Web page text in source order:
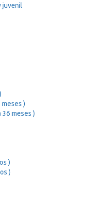
meses )
36 meses )
)
)